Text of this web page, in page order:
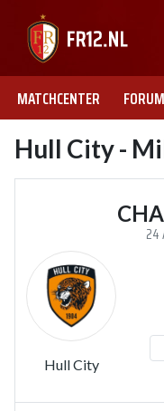
MATCHCENTER FORUM
Hull City -
24
Hull City